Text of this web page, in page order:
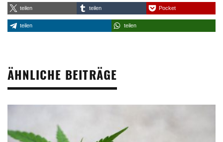
teilen teilen Pocket
teilen teilen
ÄHNLICHE BEITRÄGE